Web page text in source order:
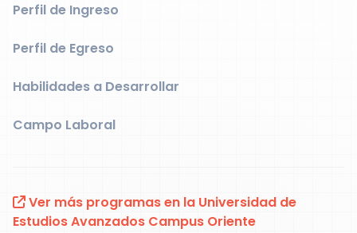
Perfil de Ingreso
Perfil de Egreso
Habilidades a Desarrollar
Campo Laboral
Ver más programas en la Universidad de
Estudios Avanzados Campus Oriente